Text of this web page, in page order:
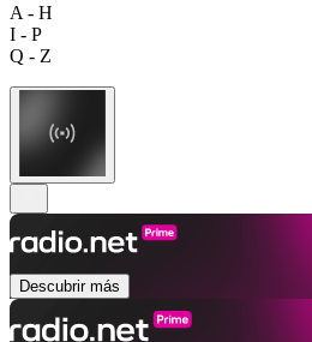
A - H
I - P
Q - Z
Descubrir más